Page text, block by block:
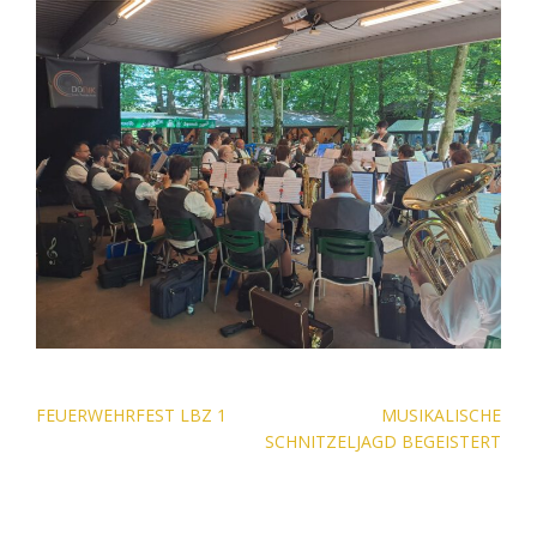
Beitragsnavigation
FEUERWEHRFEST LBZ 1
MUSIKALISCHE
SCHNITZELJAGD BEGEISTERT